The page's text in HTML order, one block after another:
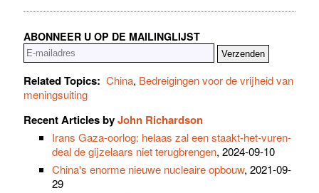
ABONNEER U OP DE MAILINGLIJST
Related Topics: China, Bedreigingen voor de vrijheid van
meningsuiting
Recent Articles byJohn Richardson
Irans Gaza-oorlog: helaas zal een staakt-het-vuren-
deal de gijzelaars niet terugbrengen, 2024-09-10
China's enorme nieuwe nucleaire opbouw, 2021-09-
29